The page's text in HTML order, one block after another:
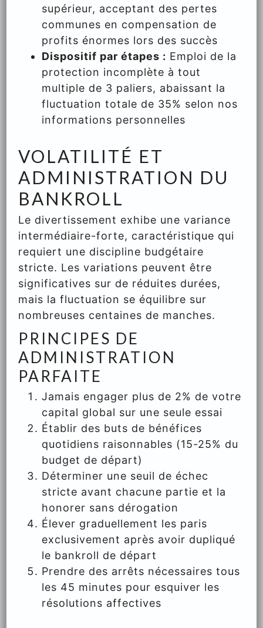
supérieur, acceptant des pertes
communes en compensation de
profits énormes lors des succès
Dispositif par étapes : Emploi de la
protection incomplète à tout
multiple de 3 paliers, abaissant la
fluctuation totale de 35% selon nos
informations personnelles
VOLATILITÉ ET
ADMINISTRATION DU
BANKROLL
Le divertissement exhibe une variance
intermédiaire-forte, caractéristique qui
requiert une discipline budgétaire
stricte. Les variations peuvent être
significatives sur de réduites durées,
mais la fluctuation se équilibre sur
nombreuses centaines de manches.
PRINCIPES DE
ADMINISTRATION
PARFAITE
Jamais engager plus de 2% de votre
capital global sur une seule essai
Établir des buts de bénéfices
quotidiens raisonnables (15-25% du
budget de départ)
Déterminer une seuil de échec
stricte avant chacune partie et la
honorer sans dérogation
Élever graduellement les paris
exclusivement après avoir dupliqué
le bankroll de départ
Prendre des arrêts nécessaires tous
les 45 minutes pour esquiver les
résolutions affectives